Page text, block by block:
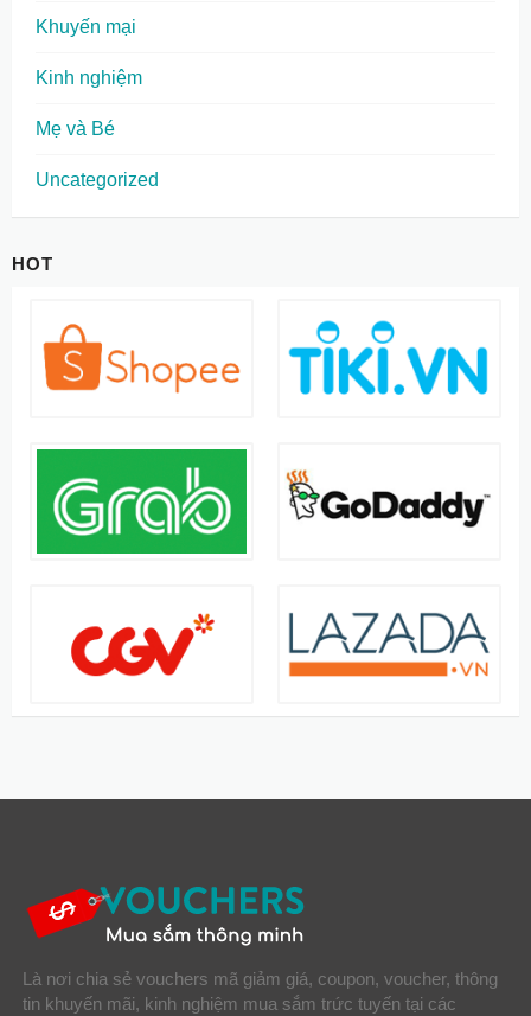
Khuyến mại
Kinh nghiệm
Mẹ và Bé
Uncategorized
HOT
Là nơi chia sẻ vouchers mã giảm giá, coupon, voucher, thông
tin khuyến mãi, kinh nghiệm mua sắm trức tuyến tại các